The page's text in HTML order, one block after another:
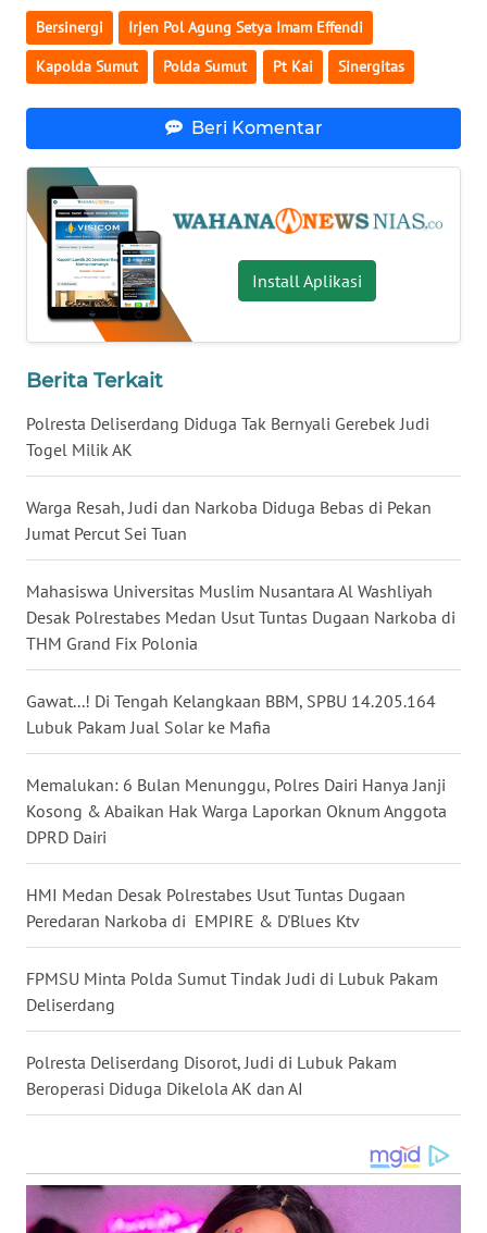
Bersinergi Irjen Pol Agung Setya Imam Effendi
Kapolda Sumut Polda Sumut Pt Kai Sinergitas
Beri Komentar
Install Aplikasi
Berita Terkait
Polresta Deliserdang Diduga Tak Bernyali Gerebek Judi
Togel Milik AK
Warga Resah, Judi dan Narkoba Diduga Bebas di Pekan
Jumat Percut Sei Tuan
Mahasiswa Universitas Muslim Nusantara Al Washliyah
Desak Polrestabes Medan Usut Tuntas Dugaan Narkoba di
THM Grand Fix Polonia
Gawat...! Di Tengah Kelangkaan BBM, SPBU 14.205.164
Lubuk Pakam Jual Solar ke Mafia
Memalukan: 6 Bulan Menunggu, Polres Dairi Hanya Janji
Kosong & Abaikan Hak Warga Laporkan Oknum Anggota
DPRD Dairi
HMI Medan Desak Polrestabes Usut Tuntas Dugaan
Peredaran Narkoba di EMPIRE & D'Blues Ktv
FPMSU Minta Polda Sumut Tindak Judi di Lubuk Pakam
Deliserdang
Polresta Deliserdang Disorot, Judi di Lubuk Pakam
Beroperasi Diduga Dikelola AK dan AI
BALI
WN
WN
KALTENG
WN
KALTARA
WN
WN
KALTIM
WN
WN
MALUKU
WN
MALUT
DAIRI
DANAU
TOBA
WN
NIAS
WN